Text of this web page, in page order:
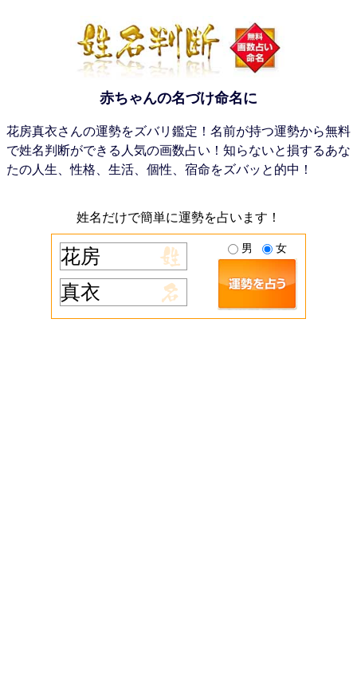
赤ちゃんの名づけ命名に
花房真衣さんの運勢をズバリ鑑定！名前が持つ運勢から無料
で姓名判断ができる人気の画数占い！知らないと損するあな
たの人生、性格、生活、個性、宿命をズバッと的中！
姓名だけで簡単に運勢を占います！
男 女